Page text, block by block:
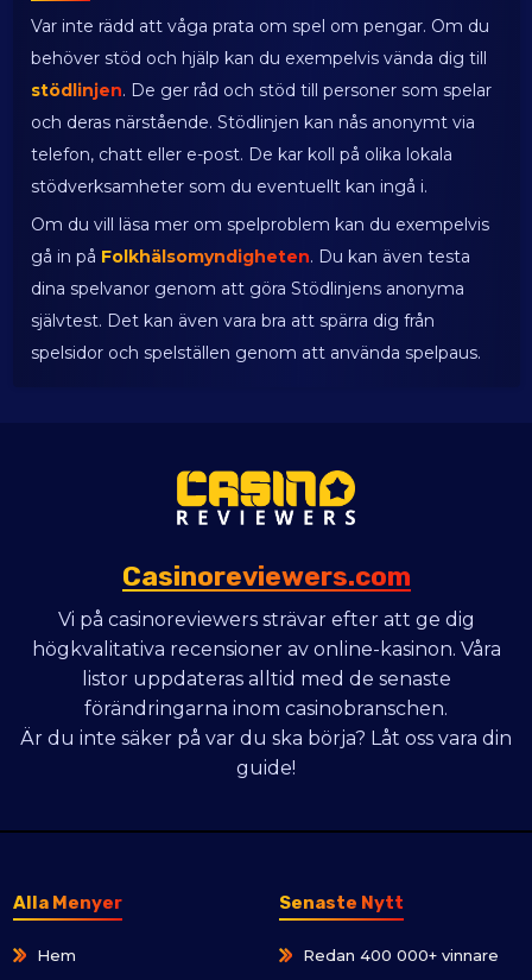
Var inte rädd att våga prata om spel om pengar. Om du
behöver stöd och hjälp kan du exempelvis vända dig till
stödlinjen. De ger råd och stöd till personer som spelar
och deras närstående. Stödlinjen kan nås anonymt via
telefon, chatt eller e-post. De kar koll på olika lokala
stödverksamheter som du eventuellt kan ingå i.
Om du vill läsa mer om spelproblem kan du exempelvis
gå in på Folkhälsomyndigheten. Du kan även testa
dina spelvanor genom att göra Stödlinjens anonyma
självtest. Det kan även vara bra att spärra dig från
spelsidor och spelställen genom att använda spelpaus.
Casinoreviewers.com
Vi på casinoreviewers strävar efter att ge dig
högkvalitativa recensioner av online-kasinon. Våra
listor uppdateras alltid med de senaste
förändringarna inom casinobranschen.
Är du inte säker på var du ska börja? Låt oss vara din
guide!
Alla Menyer
Hem
Senaste Nytt
Redan 400 000+ vinnare